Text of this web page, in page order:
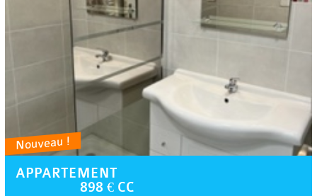
Nouveau !
APPARTEMENT
898 € CC